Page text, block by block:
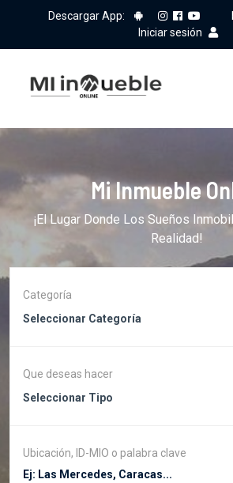
Descargar App:
Iniciar sesión
Mi Inmueble
¡El Lugar Donde Los Sueños
Realidad!
Categoría
Seleccionar Categoría
Que deseas hacer
Seleccionar Tipo
Ubicación, ID-MIO o palabra clave